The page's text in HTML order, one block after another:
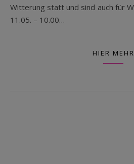
Witterung statt und sind auch für
11.05. – 10.00…
HIER MEHR